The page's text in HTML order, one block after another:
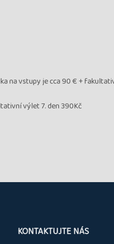
na vstupy je cca 90 € +
výlet 7. den 390Kč
KONTAKTUJTE NÁS